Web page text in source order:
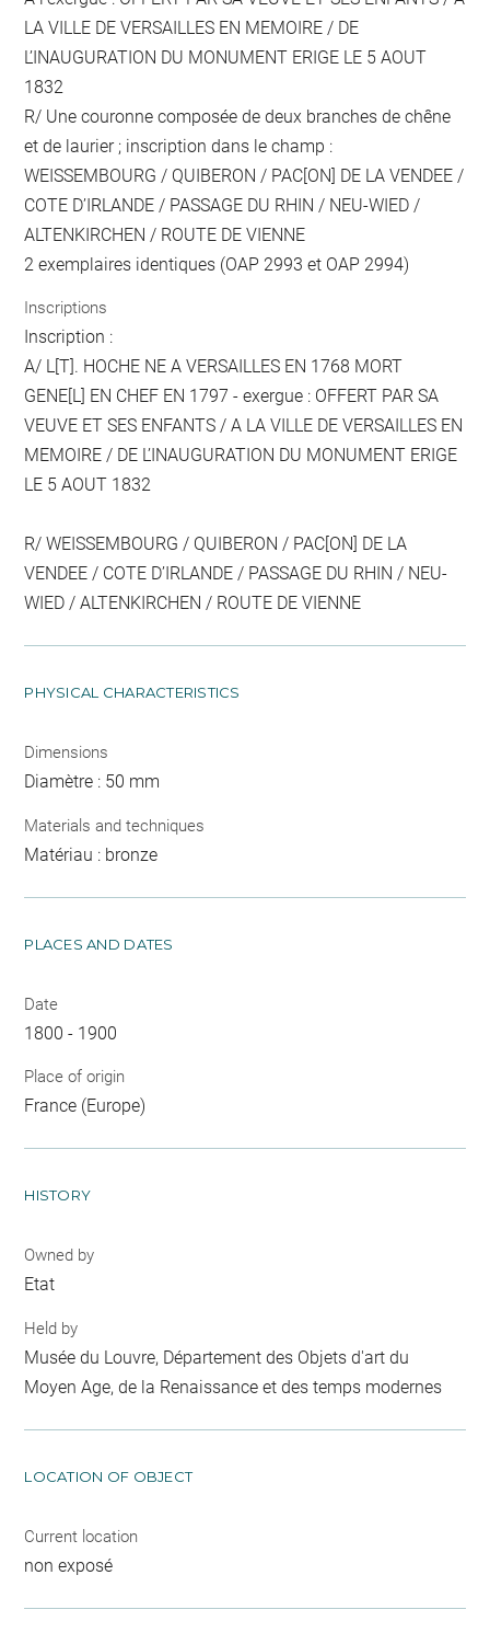
LA VILLE DE VERSAILLES EN MEMOIRE / DE
L’INAUGURATION DU MONUMENT ERIGE LE 5 AOUT
1832
R/ Une couronne composée de deux branches de chêne
et de laurier ; inscription dans le champ :
WEISSEMBOURG / QUIBERON / PAC[ON] DE LA VENDEE /
COTE D’IRLANDE / PASSAGE DU RHIN / NEU-WIED /
ALTENKIRCHEN / ROUTE DE VIENNE
2 exemplaires identiques (OAP 2993 et OAP 2994)
Inscriptions
Inscription :
A/ L[T]. HOCHE NE A VERSAILLES EN 1768 MORT
GENE[L] EN CHEF EN 1797 - exergue : OFFERT PAR SA
VEUVE ET SES ENFANTS / A LA VILLE DE VERSAILLES EN
MEMOIRE / DE L’INAUGURATION DU MONUMENT ERIGE
LE 5 AOUT 1832
R/ WEISSEMBOURG / QUIBERON / PAC[ON] DE LA
VENDEE / COTE D’IRLANDE / PASSAGE DU RHIN / NEU-
WIED / ALTENKIRCHEN / ROUTE DE VIENNE
PHYSICAL CHARACTERISTICS
Dimensions
Diamètre : 50 mm
Materials and techniques
Matériau : bronze
PLACES AND DATES
Date
1800 - 1900
Place of origin
France (Europe)
HISTORY
Owned by
Etat
Held by
Musée du Louvre, Département des Objets d'art du
Moyen Age, de la Renaissance et des temps modernes
LOCATION OF OBJECT
Current location
non exposé